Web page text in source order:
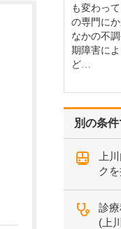
別の条
上
ク
診
(上
も変わっ
の専門に
なかの不
期障害に
ど…